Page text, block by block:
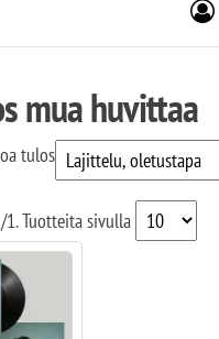
mua huvittaa
tulos
/1. Tuotteita sivulla